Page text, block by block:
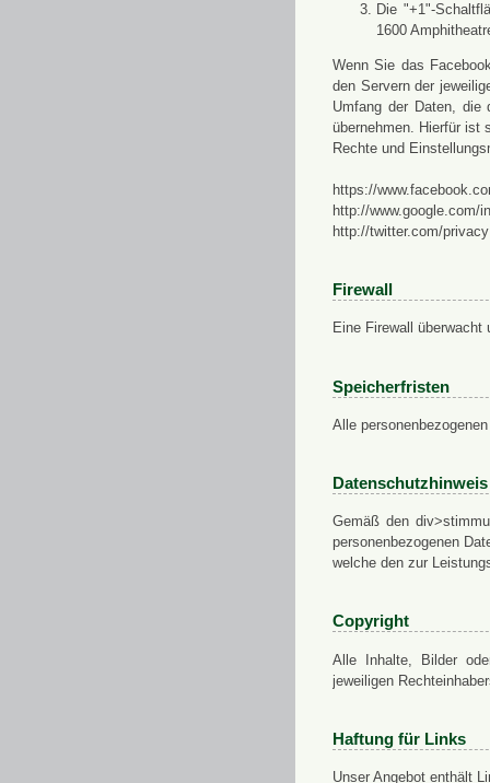
Die "+1"-
1600
Wenn Sie das
den Servern der
Umfang der Daten, die
übernehmen. Hierfür ist
Rechte und
https://
http://www.google.com/
http://twitter.com/privacy
Firewall
Eine Firewall
Speicherfristen
Alle
Datenschutzhinweis
Gemäß den
personenbezogenen
welche den zur
Copyright
Alle Inhalte, Bilder
jeweiligen
Haftung für Links
Unser Angebot enthält